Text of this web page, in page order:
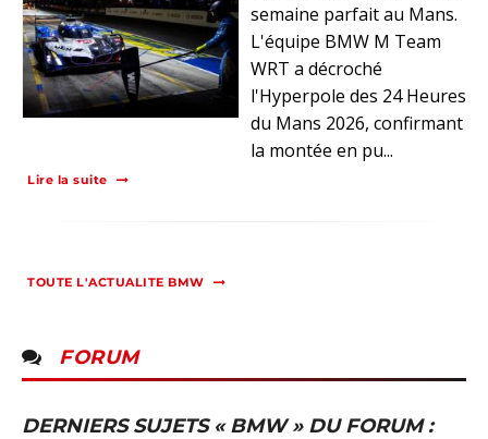
semaine parfait au Mans.
L'équipe BMW M Team
WRT a décroché
l'Hyperpole des 24 Heures
du Mans 2026, confirmant
la montée en pu...
Lire la suite
TOUTE L'ACTUALITE BMW
FORUM
DERNIERS SUJETS « BMW » DU FORUM :